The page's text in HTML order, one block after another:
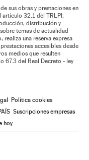
sus obras y prestaciones en
artículo 32.1 del TRLPI;
distribución y
temas de actualidad
realiza una reserva expresa
accesibles desde
medios que resulten
67.3 del Real Decreto - ley
Política cookies
Suscripciones empresas
hoy